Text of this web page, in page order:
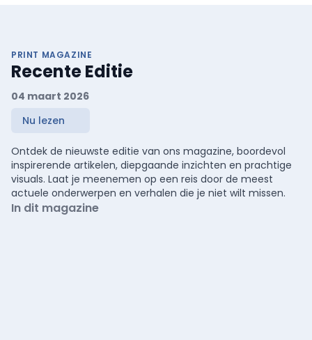
PRINT MAGAZINE
Recente Editie
04 maart 2026
Nu lezen
Ontdek de nieuwste editie van ons magazine, boordevol
inspirerende artikelen, diepgaande inzichten en prachtige
visuals. Laat je meenemen op een reis door de meest
actuele onderwerpen en verhalen die je niet wilt missen.
In dit magazine